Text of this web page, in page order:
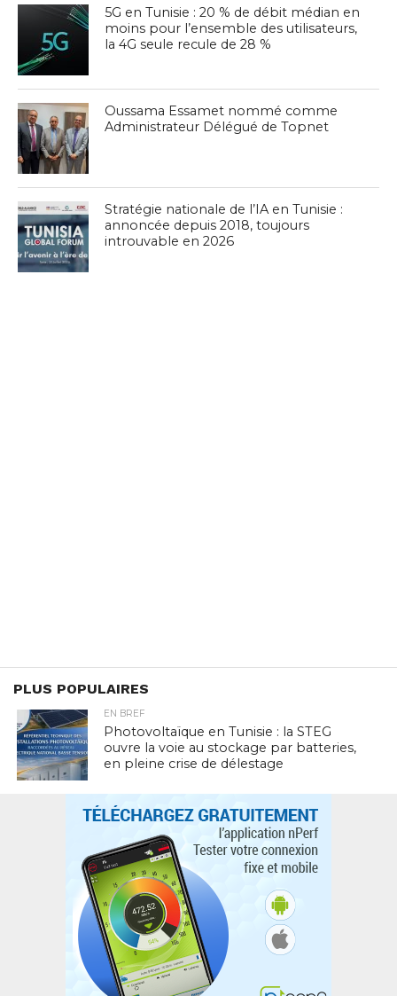
5G en Tunisie : 20 % de débit médian en
moins pour l’ensemble des utilisateurs,
la 4G seule recule de 28 %
Oussama Essamet nommé comme
Administrateur Délégué de Topnet
Stratégie nationale de l’IA en Tunisie :
annoncée depuis 2018, toujours
introuvable en 2026
PLUS POPULAIRES
EN BREF
Photovoltaïque en Tunisie : la STEG
ouvre la voie au stockage par batteries,
en pleine crise de délestage